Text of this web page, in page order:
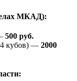
МКАД):
500 руб.
кубов) — 2000